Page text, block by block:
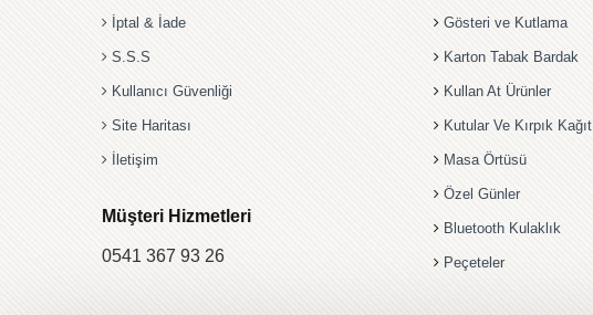
İptal & İade
S.S.S
Kullanıcı Güvenliği
Site Haritası
İletişim
Müşteri Hizmetleri
0541 367 93 26
Gösteri ve Kutlama
Karton Tabak Bardak
Kullan At Ürünler
Kutular Ve Kırpık Kağıt
Masa Örtüsü
Özel Günler
Bluetooth Kulaklık
Peçeteler